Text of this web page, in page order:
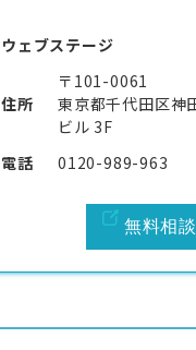
ウェブステージ
住所
〒101-0061
東京都千代田区神
ビル 3F
電話
0120-989-963
無料相